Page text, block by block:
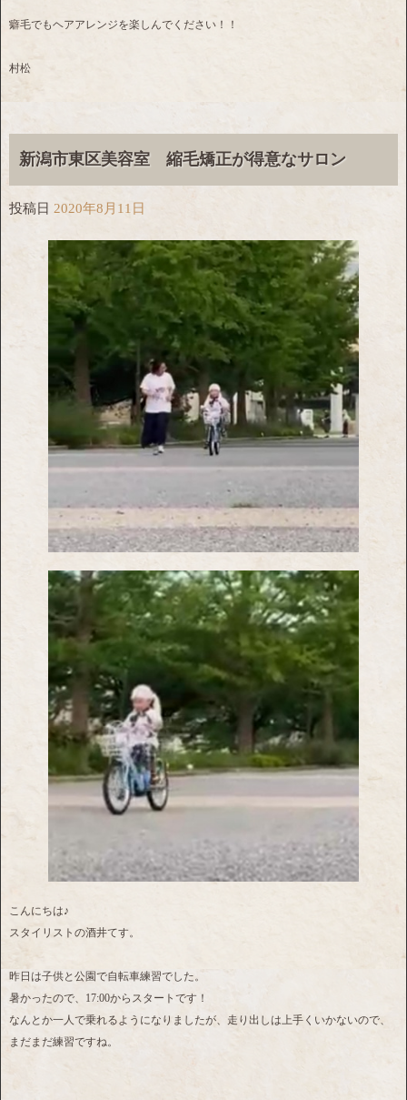
癖毛でもヘアアレンジを楽しんでください！！
村松
新潟市東区美容室 縮毛矯正が得意なサロン
投稿日 2020年8月11日
こんにちは♪
スタイリストの酒井てす。
昨日は子供と公園で自転車練習でした。
暑かったので、17:00からスタートです！
なんとか一人で乗れるようになりましたが、走り出しは上手くいかないので、
まだまだ練習ですね。